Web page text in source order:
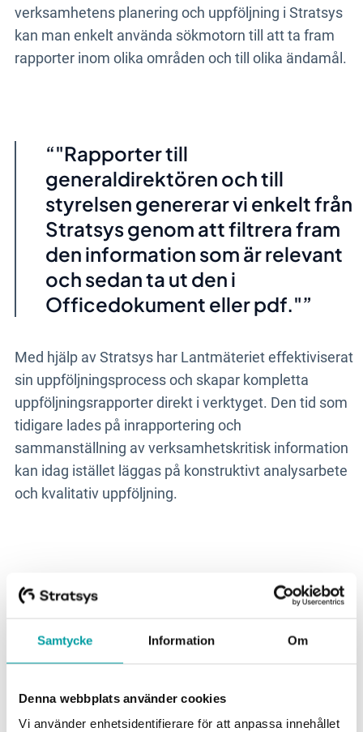
Samtycke Information Om
Denna webbplats använder cookies
Vi använder enhetsidentifierare för att anpassa innehållet
verksamhetens planering och uppföljning i Stratsys
kan man enkelt använda sökmotorn till att ta fram
rapporter inom olika områden och till olika ändamål.
"Rapporter till
generaldirektören och till
styrelsen genererar vi enkelt från
Stratsys genom att filtrera fram
den information som är relevant
och sedan ta ut den i
Officedokument eller pdf."
Med hjälp av Stratsys har Lantmäteriet effektiviserat
sin uppföljningsprocess och skapar kompletta
uppföljningsrapporter direkt i verktyget. Den tid som
tidigare lades på inrapportering och
sammanställning av verksamhetskritisk information
kan idag istället läggas på konstruktivt analysarbete
och kvalitativ uppföljning.
"Stratsys hjälper oss att
verksamhetsstyrningsprocessen
genom att det är lättare att
överblicka och prioritera, på så
vis blir vi effektivare och kan